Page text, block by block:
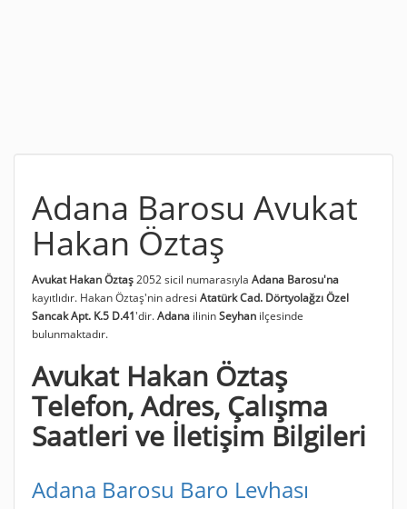
Adana Barosu Avukat
Hakan Öztaş
Avukat Hakan Öztaş 2052 sicil numarasıyla Adana Barosu'na
kayıtlıdır. Hakan Öztaş'nin adresi Atatürk Cad. Dörtyolağzı Özel
Sancak Apt. K.5 D.41'dir. Adana ilininSeyhan ilçesinde
bulunmaktadır.
Avukat Hakan Öztaş
Telefon, Adres, Çalışma
Saatleri ve İletişim Bilgileri
Adana Barosu Baro Levhası